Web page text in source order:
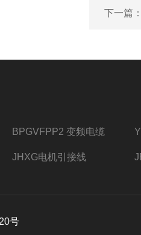
下一篇
BPGVFPP2 变频电缆
JHXG电机引接线
号